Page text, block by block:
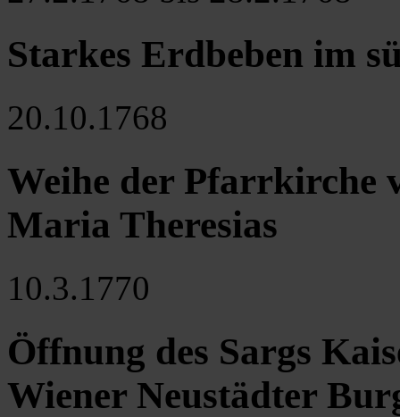
Starkes Erdbeben im
20.10.1768
Weihe der Pfarrkirche
Maria Theresias
10.3.1770
Öffnung des Sargs
Wiener Neustädter